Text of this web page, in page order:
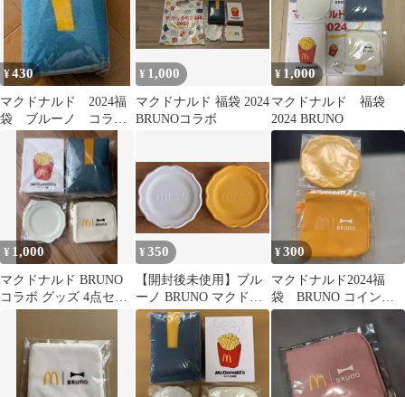
¥430
マクドナルド 2024福
袋 ブルーノ コラ
ボ ブランケット
¥ 1,000
マクドナルド 福袋 2024
BRUNOコラボ
¥ 1,000
マクドナルド 福袋
2024 BRUNO
¥ 1,000
マクドナルド BRUNO
コラボ グッズ 4点セッ
¥350
【開封後未使用】ブル
ーノ BRUNO マクドナ
ルド コラボ ミニプレー
¥300
マクドナルド2024福
袋 BRUNO コインポ
ーチ ミニプレート